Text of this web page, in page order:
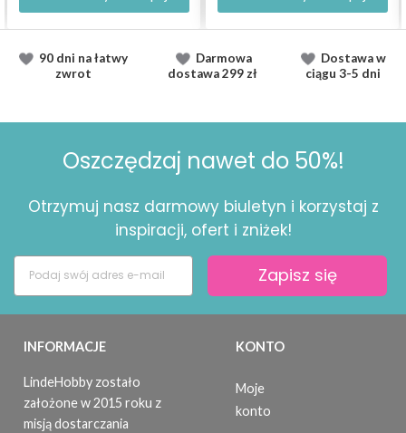
90 dni na łatwy
zwrot
Darmowa
dostawa299 zł
Dostawaw
ciągu 3-5 dni
Oszczędzaj nawet do 50%!
Otrzymuj nasz darmowy biuletyn i korzystaj z
inspiracji, ofert i zniżek!
Zapisz się
INFORMACJE
LindeHobby zostało
założone w 2015 roku z
misją dostarczania
KONTO
Moje
konto